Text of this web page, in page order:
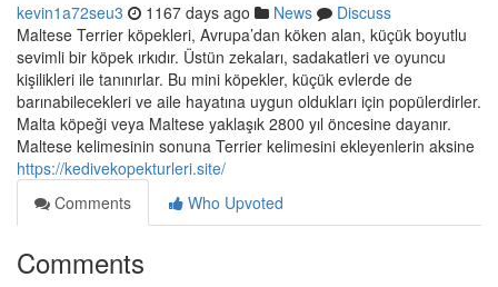
kevin1a72seu3 1167 days ago News
Discuss
Maltese Terrier köpekleri, Avrupa’dan köken alan, küçük boyutlu
sevimli bir köpek ırkıdır. Üstün zekaları, sadakatleri ve oyuncu
kişilikleri ile tanınırlar. Bu mini köpekler, küçük evlerde de
barınabilecekleri ve aile hayatına uygun oldukları için popülerdirler.
Malta köpeği veya Maltese yaklaşık 2800 yıl öncesine dayanır.
Maltese kelimesinin sonuna Terrier kelimesini ekleyenlerin aksine
https://kedivekopekturleri.site/
Comments
Who Upvoted
Comments